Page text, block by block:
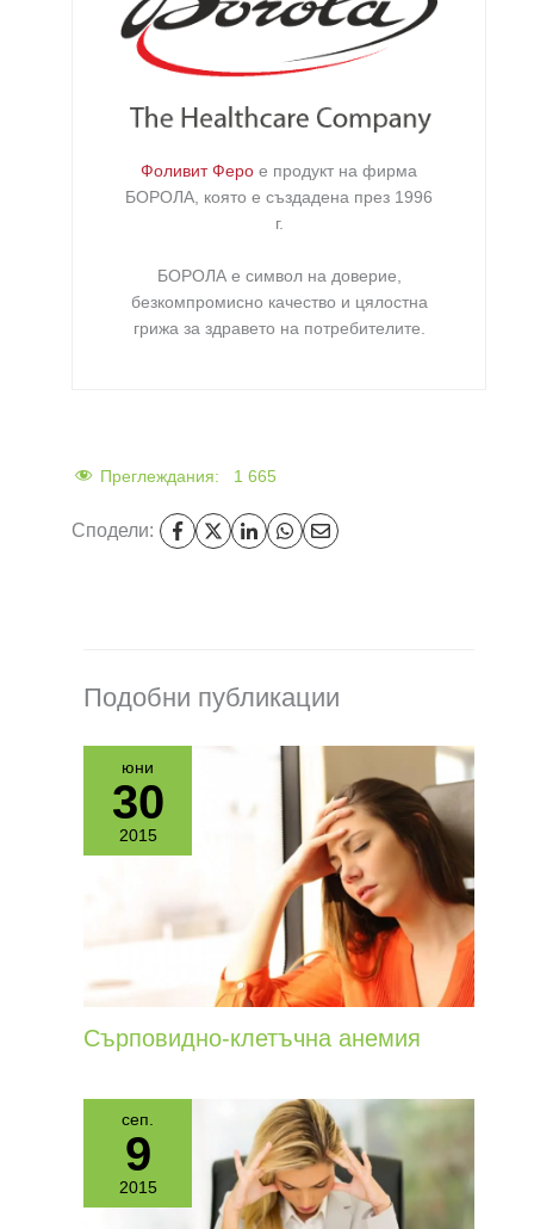
Фоливит Феро е продукт на фирма
БОРОЛА, която е създадена през 1996
г.
БОРОЛА е символ на доверие,
безкомпромисно качество и цялостна
грижа за здравето на потребителите.
Преглеждания: 1 665
Сподели:
Подобни публикации
юни
30
2015
Сърповидно-клетъчна анемия
сеп.
9
2015